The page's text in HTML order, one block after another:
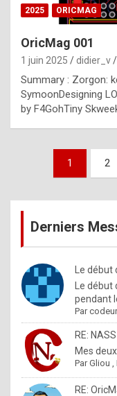
2025 ORICMAG
OricMag 001
1 juin 2025 didier_v
Summary : Zorgon:
SymoonDesigning
by F4GohTiny
Pagination
publications
1 2
Derniers
Le début
Le début
pendant
Par
RE:
Mes
ParGliou ,
RE: